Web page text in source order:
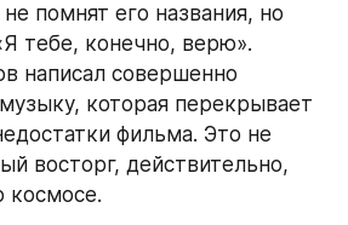
помнят его названия, но
тебе, конечно, верю».
написал совершенно
которая перекрывает
фильма. Это не
восторг, действительно,
космосе.